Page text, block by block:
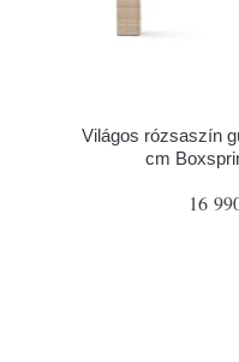
Világos rózsaszín
cm
16